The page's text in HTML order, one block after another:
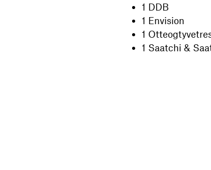
1 DDB
1 Envision
1
1 Saatchi &